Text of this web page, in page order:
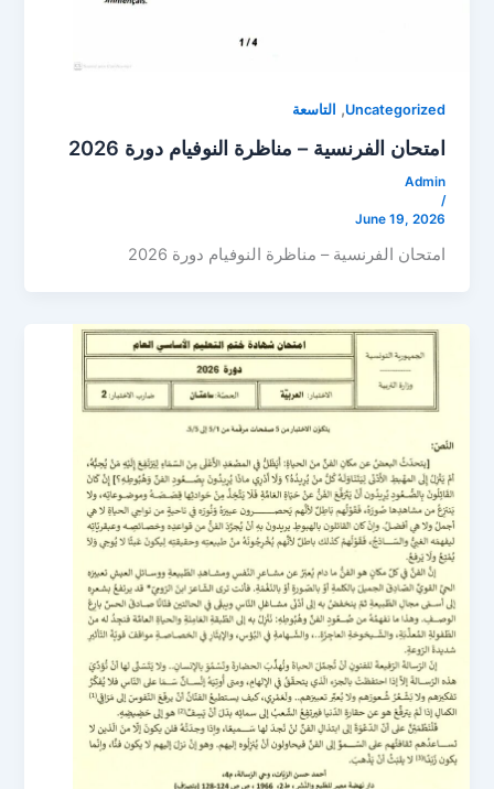
Uncategorized
, التاسعة
امتحان الفرنسية – مناظرة النوفيام دورة 2026
Admin
/
June 19, 2026
امتحان الفرنسية – مناظرة النوفيام دورة 2026